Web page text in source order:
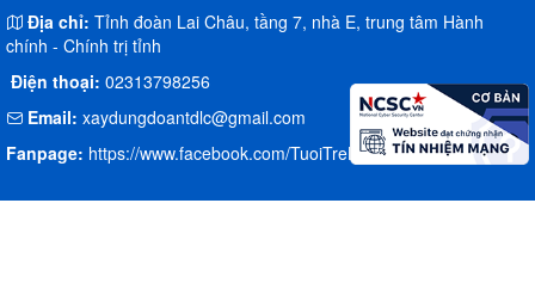
Địa chỉ: Tỉnh đoàn Lai Châu, tầng 7, nhà E, trung tâm Hành
chính - Chính trị tỉnh
Điện thoại: 02313798256
Email: xaydungdoantdlc@gmail.com
Fanpage: https://www.facebook.com/TuoiTreLaiChau